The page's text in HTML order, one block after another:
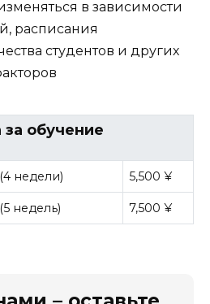
в зависимости
расписания
студентов и других
за обучение
недели) 5,500 ¥
недель) 7,500¥